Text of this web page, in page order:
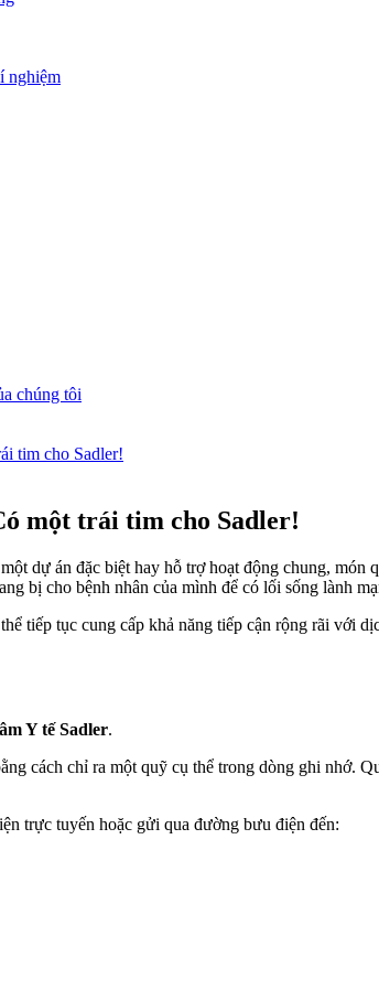
nghiệm
chúng tôi
tim cho Sadler!
một trái tim cho Sadler!
dự án đặc biệt hay hỗ trợ hoạt động chung,
bị cho bệnh nhân của mình để có lối sống lành
tiếp tục cung cấp khả năng tiếp cận rộng rãi với
Y tế Sadler.
cách chỉ ra một quỹ cụ thể trong dòng ghi nhớ.
trực tuyến hoặc gửi qua đường bưu điện đến: